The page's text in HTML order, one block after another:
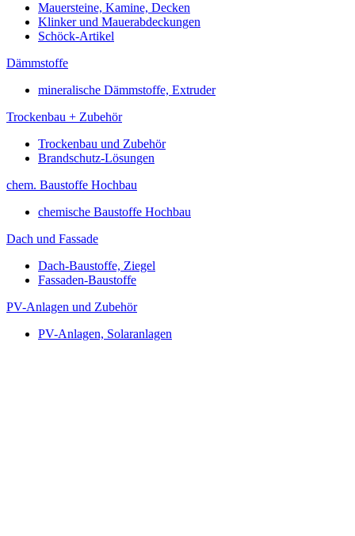
Mauersteine, Kamine, Decken
Klinker und Mauerabdeckungen
Schöck-Artikel
Dämmstoffe
mineralische Dämmstoffe, Extruder
Trockenbau + Zubehör
Trockenbau und Zubehör
Brandschutz-Lösungen
chem. Baustoffe Hochbau
chemische Baustoffe Hochbau
Dach und Fassade
Dach-Baustoffe, Ziegel
Fassaden-Baustoffe
PV-Anlagen und Zubehör
PV-Anlagen, Solaranlagen